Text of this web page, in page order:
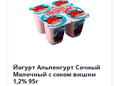
Йогурт Альпенгурт Сочный
Молочный с соком вишни
1,2% 95г